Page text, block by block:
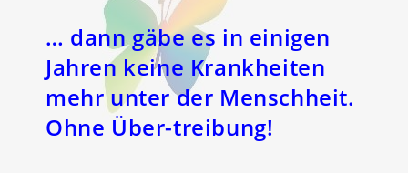
… dann gäbe es in einigen
Jahren keine Krankheiten
mehr unter der Menschheit.
Ohne Über-treibung!